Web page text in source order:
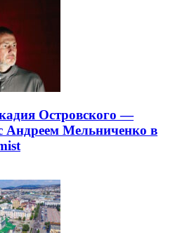
Островского —
Андреем Мельниченко в